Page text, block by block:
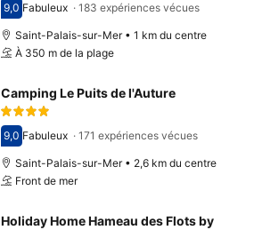
Avec une note de 9,0
9,0 Fabuleux · 183 expériences vécues
Saint-Palais-sur-Mer • 1 km du centre
À 350 m de la plage
Camping Le Puits de l'Auture
Avec une note de 9,0
9,0 Fabuleux · 171 expériences vécues
Saint-Palais-sur-Mer • 2,6 km du centre
Front de mer
Holiday Home Hameau des Flots by